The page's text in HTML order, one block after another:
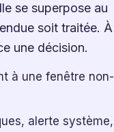
se superpose au
soit traitée. À
une décision.
à une fenêtre non-
alerte système,